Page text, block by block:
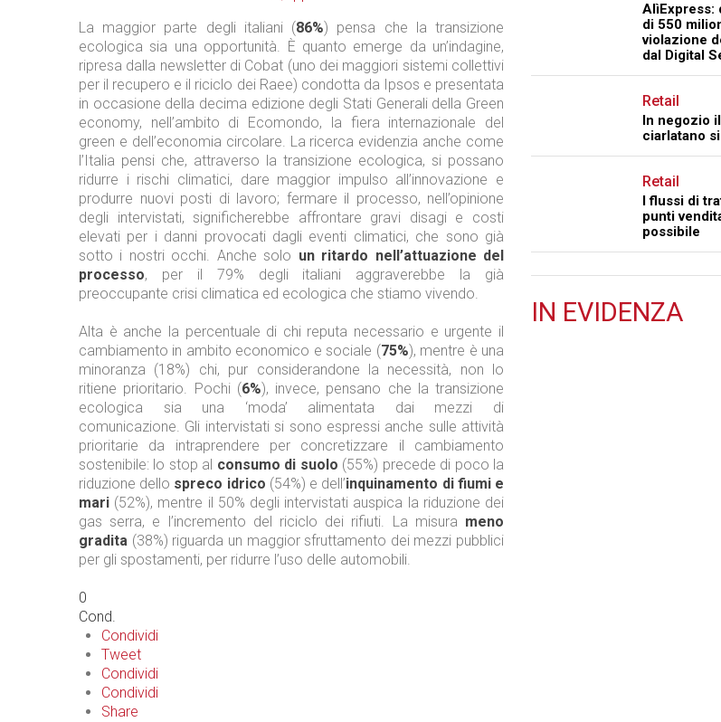
La maggior parte degli italiani (86%) pensa che la transizione
ecologica sia una opportunità. È quanto emerge da un’indagine,
ripresa dalla newsletter di Cobat (uno dei maggiori sistemi collettivi
per il recupero e il riciclo dei Raee) condotta da Ipsos e presentata
in occasione della decima edizione degli Stati Generali della Green
economy, nell’ambito di Ecomondo, la fiera internazionale del
green e dell’economia circolare. La ricerca evidenzia anche come
l’Italia pensi che, attraverso la transizione ecologica, si possano
ridurre i rischi climatici, dare maggior impulso all’innovazione e
produrre nuovi posti di lavoro; fermare il processo, nell’opinione
degli intervistati, significherebbe affrontare gravi disagi e costi
elevati per i danni provocati dagli eventi climatici, che sono già
sotto i nostri occhi. Anche solo un ritardo nell’attuazione del
processo, per il 79% degli italiani aggraverebbe la già
preoccupante crisi climatica ed ecologica che stiamo vivendo.
Alta è anche la percentuale di chi reputa necessario e urgente il
cambiamento in ambito economico e sociale (75%), mentre è una
minoranza (18%) chi, pur considerandone la necessità, non lo
ritiene prioritario. Pochi (6%), invece, pensano che la transizione
ecologica sia una ‘moda’ alimentata dai mezzi di
comunicazione. Gli intervistati si sono espressi anche sulle attività
prioritarie da intraprendere per concretizzare il cambiamento
sostenibile: lo stop al consumo di suolo (55%) precede di poco la
riduzione dello spreco idrico (54%) e dell’inquinamento di fiumi e
mari (52%), mentre il 50% degli intervistati auspica la riduzione dei
gas serra, e l’incremento del riciclo dei rifiuti. La misura meno
gradita (38%) riguarda un maggior sfruttamento dei mezzi pubblici
per gli spostamenti, per ridurre l’uso delle automobili.
0
Cond.
Condividi
Tweet
Condividi
Condividi
Share
AlìExpress:
di 550
violazione
dal Digital
Retail
In negozio
ciarlatano
Retail
I flussi di
punti
possibile
IN EVIDENZA